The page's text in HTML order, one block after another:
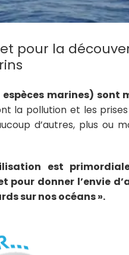
pour la
marines) sont
la pollution et les
d’autres, plus ou
est
donner l’envie
sur nos océans ».